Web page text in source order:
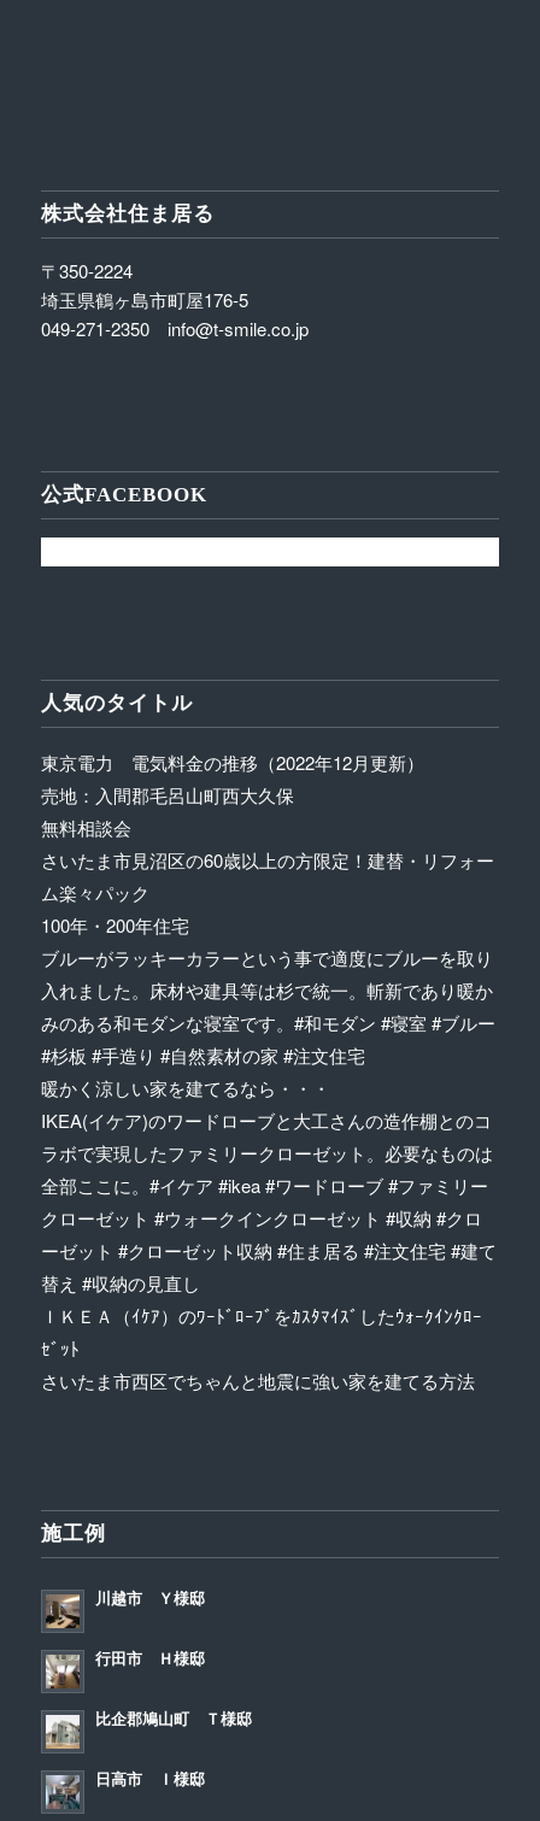
株式会社住ま居る
〒350-2224
埼玉県鶴ヶ島市町屋176-5
049-271-2350 info@t-smile.co.jp
公式FACEBOOK
人気のタイトル
東京電力 電気料金の推移（2022年12月更新）
売地：入間郡毛呂山町西大久保
無料相談会
さいたま市見沼区の60歳以上の方限定！建替・リフォー
ム楽々パック
100年・200年住宅
ブルーがラッキーカラーという事で適度にブルーを取り
入れました。床材や建具等は杉で統一。斬新であり暖か
みのある和モダンな寝室です。#和モダン #寝室 #ブルー
#杉板 #手造り #自然素材の家 #注文住宅
暖かく涼しい家を建てるなら・・・
IKEA(イケア)のワードローブと大工さんの造作棚とのコ
ラボで実現したファミリークローゼット。必要なものは
全部ここに。#イケア #ikea #ワードローブ #ファミリー
クローゼット #ウォークインクローゼット #収納 #クロ
ーゼット #クローゼット収納 #住ま居る #注文住宅 #建て
替え #収納の見直し
ＩＫＥＡ（ｲｹｱ）のﾜｰﾄﾞﾛｰﾌﾞをｶｽﾀﾏｲｽﾞしたｳｫｰｸｲﾝｸﾛｰ
ｾﾞｯﾄ
さいたま市西区でちゃんと地震に強い家を建てる方法
施工例
川越市 Ｙ様邸
行田市 Ｈ様邸
比企郡鳩山町 Ｔ様邸
日高市 Ｉ様邸